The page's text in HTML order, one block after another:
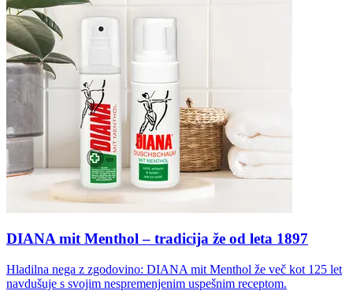
DIANA mit Menthol – tradicija že od leta 1897
Hladilna nega z zgodovino: DIANA mit Menthol že več kot 125 let
navdušuje s svojim nespremenjenim uspešnim receptom.